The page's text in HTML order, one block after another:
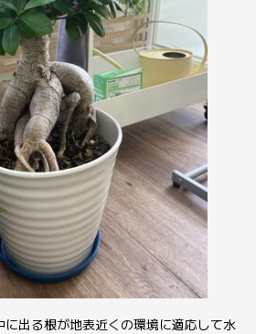
出る根が地表近くの環境に適応して水